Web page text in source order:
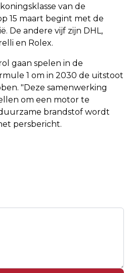
van de
15 maart begint met de
De andere vijf zijn DHL,
en Rolex.
gaan spelen in de
1 om in 2030 de uitstoot
"Deze samenwerking
om een motor te
brandstof wordt
persbericht.
1250 BANEN
MONTEURS
VOOR